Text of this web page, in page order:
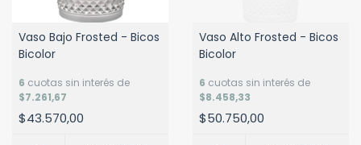
Vaso Bajo Frosted - Bicos
Bicolor
6 cuotas sin interés de
$7.261,67
$43.570,00
Vaso Alto Frosted - Bicos
Bicolor
6 cuotas sin interés de
$8.458,33
$50.750,00